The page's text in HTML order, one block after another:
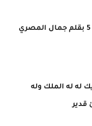
له له الملك وله
قدير